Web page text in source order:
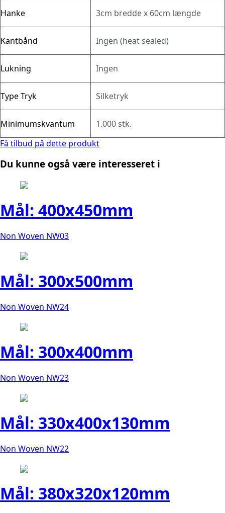
Hanke 3cm bredde x 60cm længde
Kantbånd Ingen (heat sealed)
Lukning Ingen
Type Tryk Silketryk
Minimumskvantum
1.000 stk.
Få tilbud på dette produkt
Du kunne også være interesseret i
Mål: 400x450mm
Non Woven NW03
Mål: 300x500mm
Non Woven NW24
Mål: 300x400mm
Non Woven NW23
Mål: 330x400x130mm
Non Woven NW22
Mål: 380x320x120mm